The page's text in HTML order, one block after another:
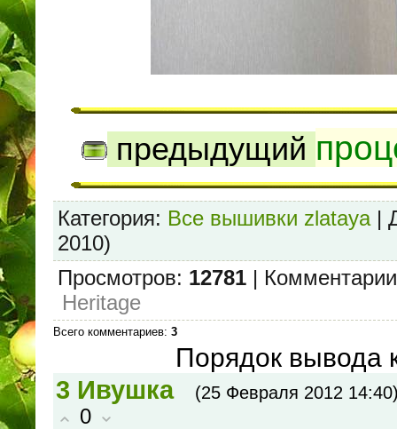
предыдущий
Категория: Все вышивки zlataya|
2010)
Просмотров: 12781 | Комментарии
Heritagе
Всего комментариев: 3
Порядок вывода
3 Ивушка (25 Февраля 2012
0